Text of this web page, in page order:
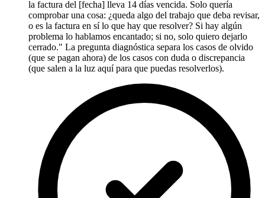
la factura del [fecha] lleva 14 días vencida. Solo quería
comprobar una cosa: ¿queda algo del trabajo que deba revisar,
o es la factura en sí lo que hay que resolver? Si hay algún
problema lo hablamos encantado; si no, solo quiero dejarlo
cerrado." La pregunta diagnóstica separa los casos de olvido
(que se pagan ahora) de los casos con duda o discrepancia
(que salen a la luz aquí para que puedas resolverlos).